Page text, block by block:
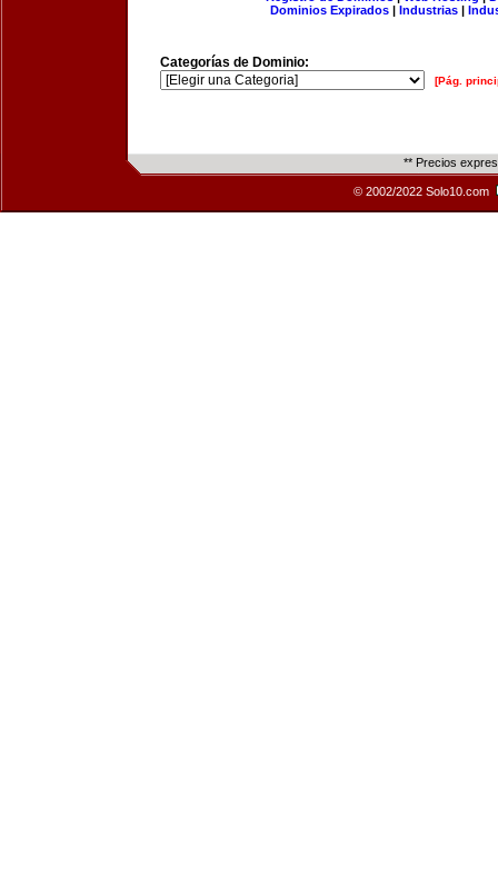
Dominios Expirados | Industrias |
Categorías de Dominio:
[Pág.
** Precios
© 2002/2022 Solo10.com